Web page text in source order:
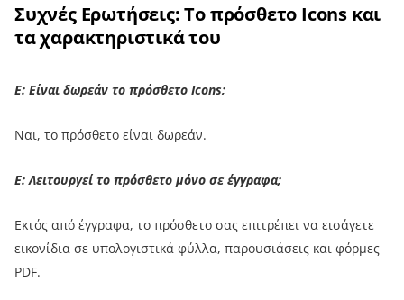
Συχνές Ερωτήσεις: Το πρόσθετο Icons και
τα χαρακτηριστικά του
Ε: Είναι δωρεάν το πρόσθετο Icons;
Ναι, το πρόσθετο είναι δωρεάν.
Ε: Λειτουργεί το πρόσθετο μόνο σε έγγραφα;
Εκτός από έγγραφα, το πρόσθετο σας επιτρέπει να εισάγετε
εικονίδια σε υπολογιστικά φύλλα, παρουσιάσεις και φόρμες
PDF.